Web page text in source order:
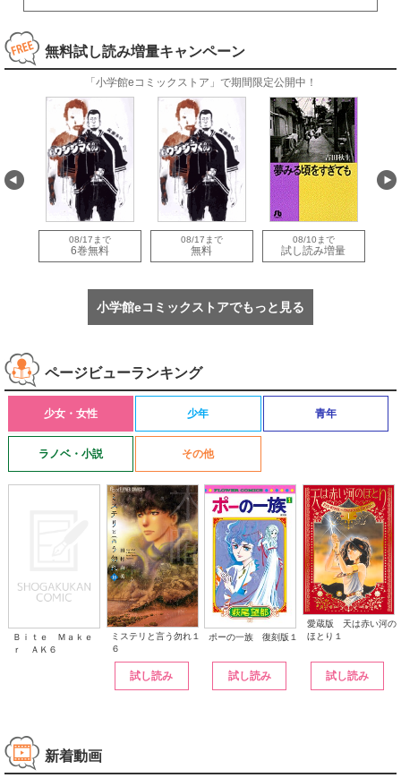
無料試し読み増量キャンペーン
「小学館eコミックストア」で期間限定公開中！
08/17まで
6巻無料
08/17まで
無料
08/10まで
試し読み増量
小学館eコミックストアでもっと見る
ページビューランキング
少女・女性 少年 青年
ラノベ・小説 その他
Ｂｉｔｅ Ｍａｋｅ
ｒ ＡＫ６
ミステリと言う勿れ１
６
試し読み
ポーの一族 復刻版１
試し読み
愛蔵版 天は赤い河の
ほとり１
試し読み
新着動画